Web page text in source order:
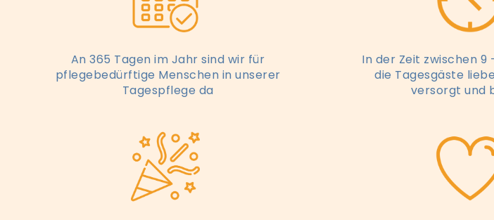
An 365 Tagen im Jahr sind wir für
pflegebedürftige Menschen in unserer
Tagespflege da
In der Zeit zwischen 9
die Tagesgäste
versorgt und